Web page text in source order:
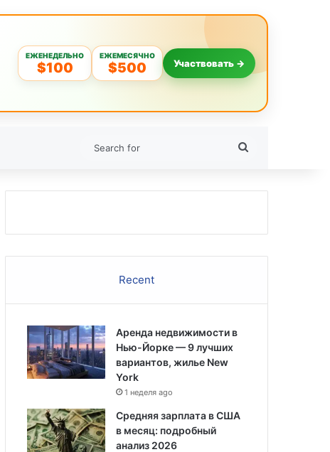
ЕЖЕНЕДЕЛЬНО
$100
ЕЖЕМЕСЯЧНО
$500 Участвовать →
Recent
Аренда недвижимости в
Нью-Йорке — 9 лучших
вариантов, жилье New
York
1 неделя ago
Средняя зарплата в США
в месяц: подробный
анализ 2026